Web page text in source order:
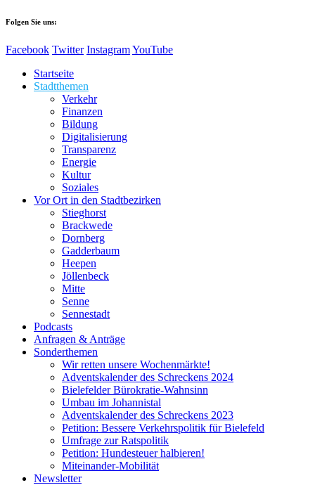
Folgen Sie uns:
Facebook Twitter InstagramYouTube
Startseite
Stadtthemen
Verkehr
Finanzen
Bildung
Digitalisierung
Transparenz
Energie
Kultur
Soziales
Vor Ort in den Stadtbezirken
Stieghorst
Brackwede
Dornberg
Gadderbaum
Heepen
Jöllenbeck
Mitte
Senne
Sennestadt
Podcasts
Anfragen & Anträge
Sonderthemen
Wir retten unsere Wochenmärkte!
Adventskalender des Schreckens 2024
Bielefelder Bürokratie-Wahnsinn
Umbau im Johannistal
Adventskalender des Schreckens 2023
Petition: Bessere Verkehrspolitik für Bielefeld​​
Umfrage zur Ratspolitik
Petition: Hundesteuer halbieren!
Miteinander-Mobilität
Newsletter